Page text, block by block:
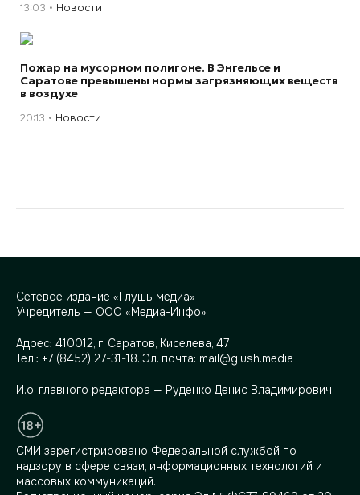
13:03 Новости
Пожар на мусорном полигоне. В Энгельсе и
Саратове превышены нормы загрязняющих веществ
в воздухе
20:13 Новости
Сетевое издание «Глушь медиа»
Учредитель — ООО «Медиа-Инфо»
Адрес: 410012, г. Саратов, Киселева, 47
Тел.: +7 (8452) 27-31-18. Эл. почта: mail@glush.media
И.о. главного редактора — Руденко Денис Владимирович
СМИ зарегистрировано Федеральной службой по
надзору в сфере связи, информационных технологий и
массовых коммуникаций.